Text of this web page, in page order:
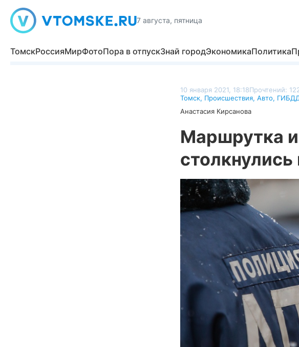
7 августа, пятница
ТомскРоссияМирФотоПора в отпускЗнай городЭкономикаПолитика
10 января 2021, 18:18Прочтений:
Томск, Происшествия, Авто,
Анастасия Кирсанова
Маршрутка